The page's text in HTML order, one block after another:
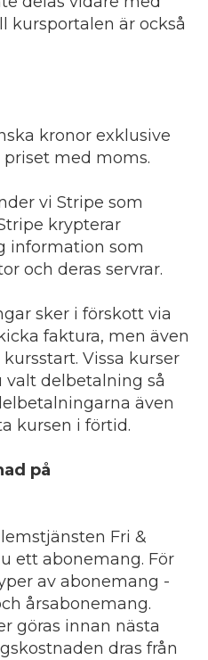
kursportalen är också
kronor exklusive
priset med moms.
vi Stripe som
krypterar
information som
och deras servrar.
sker i förskott via
faktura, men även
Vissa kurser
valt delbetalning så
även
kursen i förtid.
på
Fri &
ett abonemang. För
av abonemang -
årsabonemang.
göras innan nästa
dras från